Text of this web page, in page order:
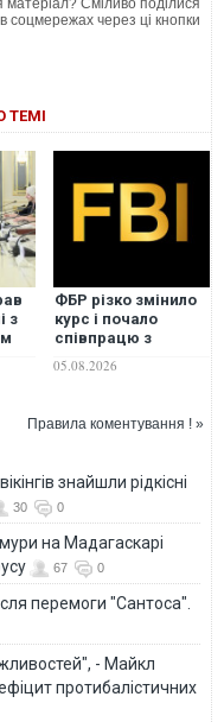
Сміливо поділися
соцмережах через ці кнопки
ТЕМІ
з
ФБР різко змінило
курс і почало
співпрацю з
Reuters
05.08.2026
Правила коментування ! »
знайшли рідкісні
30 0
на Мадагаскарі
67 0
перемоги "Сантоса".
- Майкл
протибалістичних